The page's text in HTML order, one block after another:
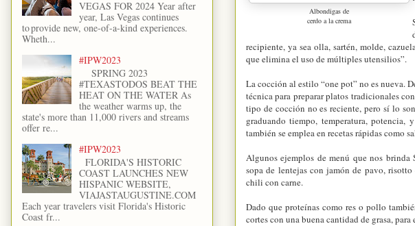
Albondigas de
cerdo a la crema
recipiente, ya sea olla, sartén, molde,
que elimina el uso de múltiples utensilios”.
La cocción al estilo “one pot” no es nueva.
técnica para preparar platos tradicionales
tipo de cocción no es reciente, pero sí lo
graduando tiempo, temperatura,
también se emplea en recetas rápidas como
Algunos ejemplos de menú que nos
sopa de lentejas con jamón de pavo,
chili con carne.
Dado que proteínas como res o pollo
cortes con una buena cantidad de grasa,
VEGAS FOR 2024 Year after
year, Las Vegas continues
to provide new, one-of-a-kind experiences.
Wheth...
#IPW2023
SPRING 2023
#TEXASTODOS BEAT THE
HEAT ON THE WATER As
the weather warms up, the
state's more than 11,000 rivers and streams
offer re...
#IPW2023
FLORIDA'S HISTORIC
COAST LAUNCHES NEW
HISPANIC WEBSITE,
VIAJASTAUGUSTINE.COM
Each year travelers visit Florida's Historic
Coast fr...